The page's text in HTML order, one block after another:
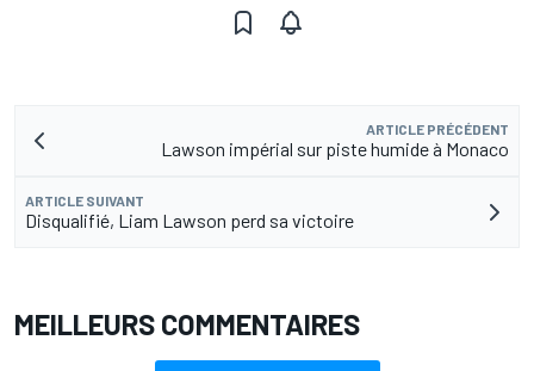
ARTICLE PRÉCÉDENT
Lawson impérial sur piste humide à Monaco
ARTICLE SUIVANT
Disqualifié, Liam Lawson perd sa victoire
MEILLEURS COMMENTAIRES